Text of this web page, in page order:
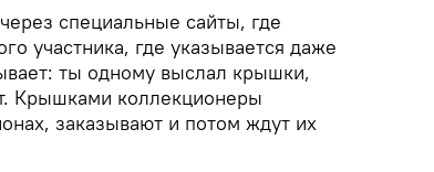
специальные сайты, где
участника, где указывается даже
ты одному выслал крышки,
Крышками коллекционеры
заказывают и потом ждут их